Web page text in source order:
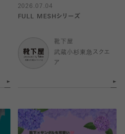
2026.07.04
FULL MESHシリーズ
靴下屋
武蔵小杉東急スクエ
ア